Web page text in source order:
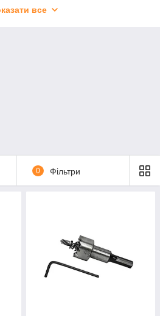
сталі М35 з вмістом кобальту
коронок по металу S&R
350
300
все
0 Фільтри